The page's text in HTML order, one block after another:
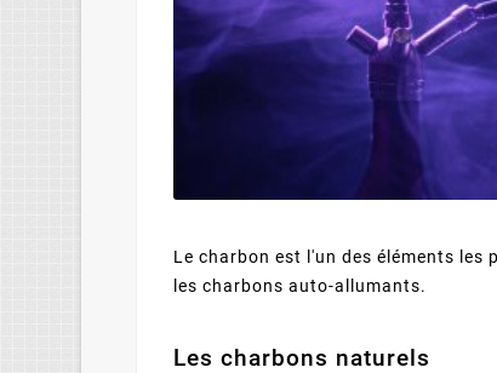
Le charbon est l'un des éléments
les charbons auto-allumants.
Les charbons naturels